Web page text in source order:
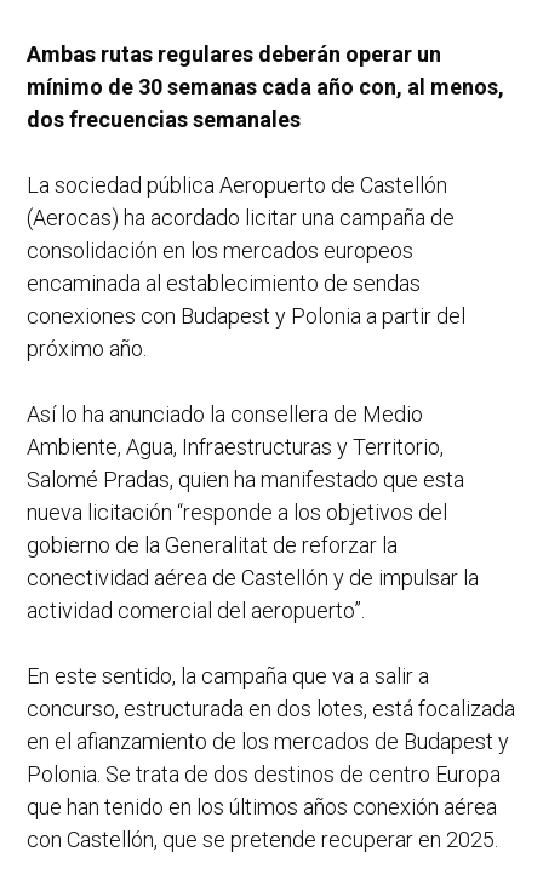
Ambas rutas regulares deberán operar un
mínimo de 30 semanas cada año con, al menos,
dos frecuencias semanales
La sociedad pública Aeropuerto de Castellón
(Aerocas) ha acordado licitar una campaña de
consolidación en los mercados europeos
encaminada al establecimiento de sendas
conexiones con Budapest y Polonia a partir del
próximo año.
Así lo ha anunciado la consellera de Medio
Ambiente, Agua, Infraestructuras y Territorio,
Salomé Pradas, quien ha manifestado que esta
nueva licitación “responde a los objetivos del
gobierno de la Generalitat de reforzar la
conectividad aérea de Castellón y de impulsar la
actividad comercial del aeropuerto”.
En este sentido, la campaña que va a salir a
concurso, estructurada en dos lotes, está focalizada
en el afianzamiento de los mercados de Budapest y
Polonia. Se trata de dos destinos de centro Europa
que han tenido en los últimos años conexión aérea
con Castellón, que se pretende recuperar en 2025.